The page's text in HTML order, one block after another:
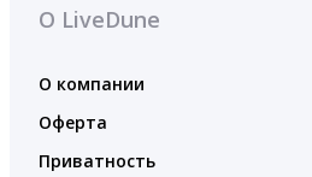
О LiveDune
О компании
Оферта
Приватность